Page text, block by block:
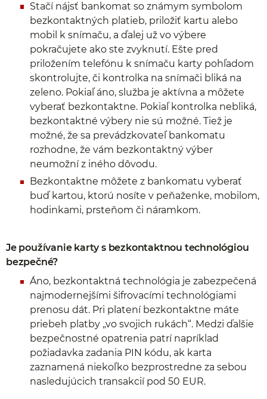
Stačí nájsť bankomat so známym symbolom
bezkontaktných platieb, priložiť kartu alebo
mobil k snímaču, a ďalej už vo výbere
pokračujete ako ste zvyknutí. Ešte pred
priložením telefónu k snímaču karty pohľadom
skontrolujte, či kontrolka na snímači bliká na
zeleno. Pokiaľ áno, služba je aktívna a môžete
vyberať bezkontaktne. Pokiaľ kontrolka nebliká,
bezkontaktné výbery nie sú možné. Tiež je
možné, že sa prevádzkovateľ bankomatu
rozhodne, že vám bezkontaktný výber
neumožní z iného dôvodu.
Bezkontaktne môžete z bankomatu vyberať
buď kartou, ktorú nosíte v peňaženke, mobilom,
hodinkami, prsteňom či náramkom.
Je používanie karty s bezkontaktnou technológiou
bezpečné?
Áno, bezkontaktná technológia je zabezpečená
najmodernejšími šifrovacími technológiami
prenosu dát. Pri platení bezkontaktne máte
priebeh platby „vo svojich rukách“. Medzi ďalšie
bezpečnostné opatrenia patrí napríklad
požiadavka zadania PIN kódu, ak karta
zaznamená niekoľko bezprostredne za sebou
nasledujúcich transakcií pod 50 EUR.